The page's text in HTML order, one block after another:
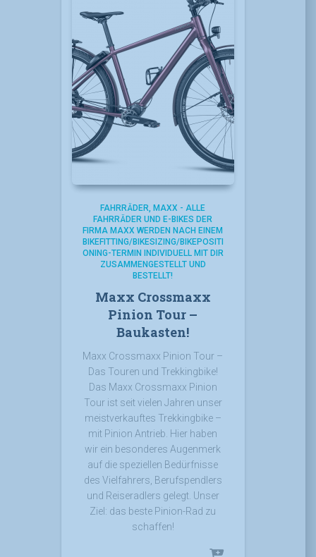
FAHRRÄDER MAXX - ALLE
FAHRRÄDER UND E-BIKES DER
FIRMA MAXX WERDEN NACH EINEM
BIKEFITTING/BIKESIZING/BIKEPOSITI
ONING-TERMIN INDIVIDUELL MIT DIR
ZUSAMMENGESTELLT UND
BESTELLT!
Maxx Crossmaxx
Pinion Tour –
Baukasten!
Maxx Crossmaxx Pinion Tour –
Das Touren und Trekkingbike!
Das Maxx Crossmaxx Pinion
Tour ist seit vielen Jahren unser
meistverkauftes Trekkingbike –
mit Pinion Antrieb. Hier haben
wir ein besonderes Augenmerk
auf die speziellen Bedürfnisse
des Vielfahrers, Berufspendlers
und Reiseradlers gelegt. Unser
Ziel: das beste Pinion-Rad zu
schaffen!